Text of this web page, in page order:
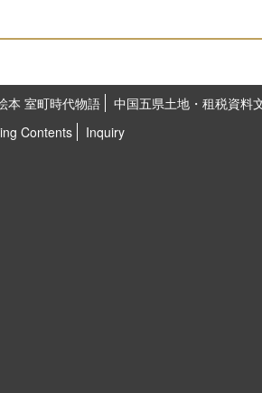
本 室町時代物語
中国五県土地・租税資料
Contents
Inquiry